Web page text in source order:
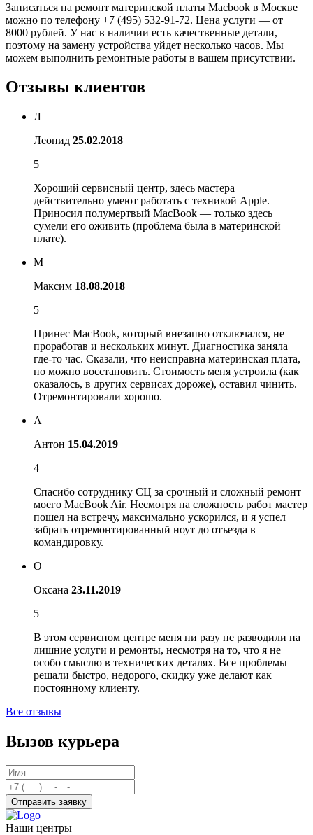
Записаться на ремонт материнской платы Macbook в Москве
можно по телефону +7 (495) 532-91-72. Цена услуги — от
8000 рублей. У нас в наличии есть качественные детали,
поэтому на замену устройства уйдет несколько часов. Мы
можем выполнить ремонтные работы в вашем присутствии.
Отзывы клиентов
Л
Леонид 25.02.2018
5
Хороший сервисный центр, здесь мастера
действительно умеют работать с техникой Apple.
Приносил полумертвый MacBook — только здесь
сумели его оживить (проблема была в материнской
плате).
М
Максим 18.08.2018
5
Принес MacBook, который внезапно отключался, не
проработав и нескольких минут. Диагностика заняла
где-то час. Сказали, что неисправна материнская плата,
но можно восстановить. Стоимость меня устроила (как
оказалось, в других сервисах дороже), оставил чинить.
Отремонтировали хорошо.
А
Антон 15.04.2019
4
Спасибо сотруднику СЦ за срочный и сложный ремонт
моего MacBook Air. Несмотря на сложность работ мастер
пошел на встречу, максимально ускорился, и я успел
забрать отремонтированный ноут до отъезда в
командировку.
О
Оксана 23.11.2019
5
В этом сервисном центре меня ни разу не разводили на
лишние услуги и ремонты, несмотря на то, что я не
особо смыслю в технических деталях. Все проблемы
решали быстро, недорого, скидку уже делают как
постоянному клиенту.
Все отзывы
Вызов курьера
Отправить заявку
Наши центры